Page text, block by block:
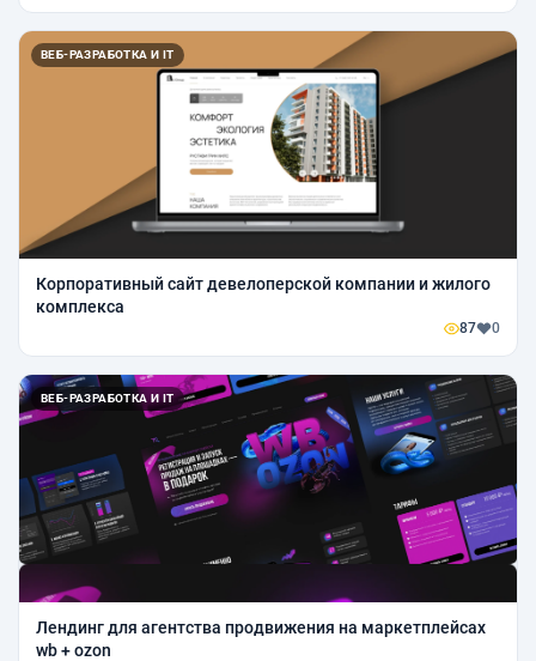
ВЕБ-РАЗРАБОТКА И IT
Корпоративный сайт девелоперской компании и жилого
комплекса
87 0
ВЕБ-РАЗРАБОТКА И IT
Лендинг для агентства продвижения на маркетплейсах
wb + ozon